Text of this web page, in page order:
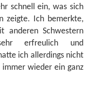
schnell ein, was sich
zeigte. Ich bemerkte,
anderen Schwestern
erfreulich und
ich allerdings nicht
wieder ein ganz